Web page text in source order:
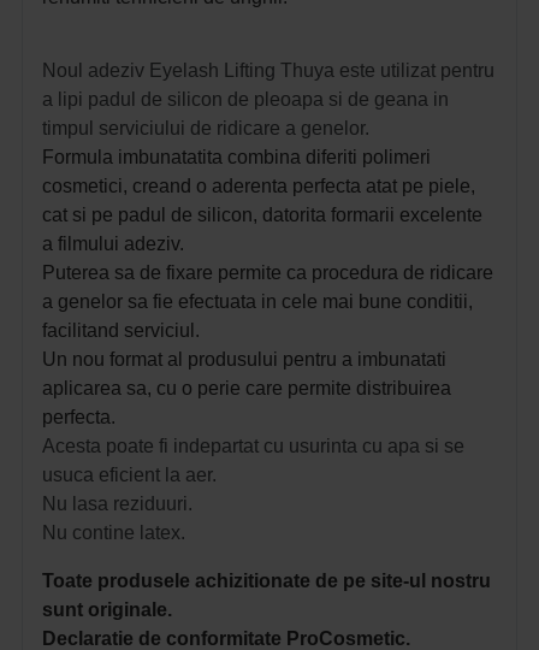
Noul adeziv Eyelash Lifting Thuya este utilizat pentru
a lipi padul de silicon de pleoapa si de geana in
timpul serviciului de ridicare a genelor.
Formula imbunatatita combina diferiti polimeri
cosmetici, creand o aderenta perfecta atat pe piele,
cat si pe padul de silicon, datorita formarii excelente
a filmului adeziv.
Puterea sa de fixare permite ca procedura de ridicare
a genelor sa fie efectuata in cele mai bune conditii,
facilitand serviciul.
Un nou format al produsului pentru a imbunatati
aplicarea sa, cu o perie care permite distribuirea
perfecta.
Acesta poate fi indepartat cu usurinta cu apa si se
usuca eficient la aer.
Nu lasa reziduuri.
Nu contine latex.
Toate produsele achizitionate de pe site-ul nostru
sunt originale.
Declaratie de conformitate ProCosmetic.